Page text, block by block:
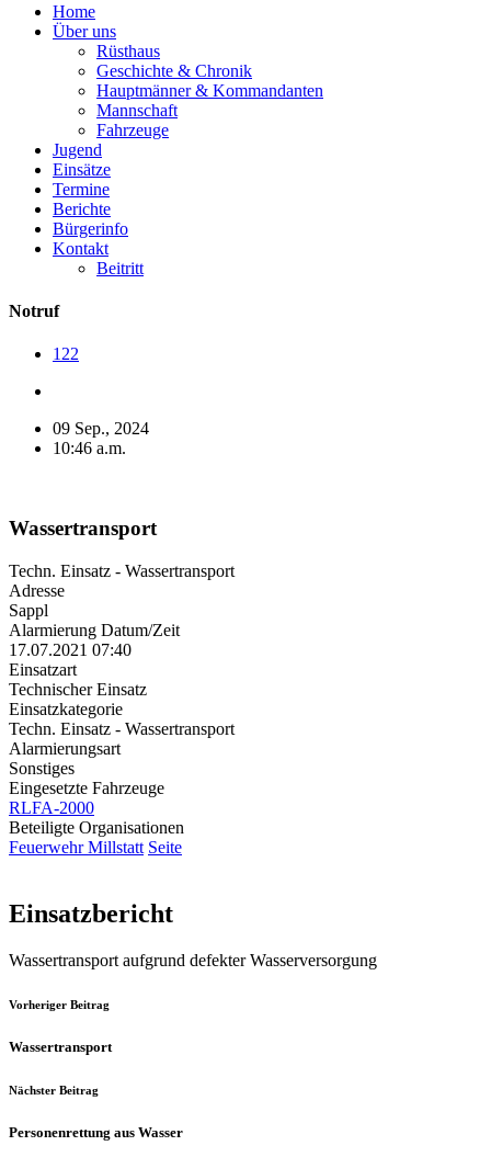
Home
Über uns
Rüsthaus
Geschichte & Chronik
Hauptmänner & Kommandanten
Mannschaft
Fahrzeuge
Jugend
Einsätze
Termine
Berichte
Bürgerinfo
Kontakt
Beitritt
Notruf
122
09 Sep., 2024
10:46 a.m.
Wassertransport
Techn. Einsatz - Wassertransport
Adresse
Sappl
Alarmierung Datum/Zeit
17.07.2021 07:40
Einsatzart
Technischer Einsatz
Einsatzkategorie
Techn. Einsatz - Wassertransport
Alarmierungsart
Sonstiges
Eingesetzte Fahrzeuge
RLFA-2000
Beteiligte Organisationen
Feuerwehr Millstatt Seite
Einsatzbericht
Wassertransport aufgrund defekter Wasserversorgung
Vorheriger Beitrag
Wassertransport
Nächster Beitrag
Personenrettung aus Wasser